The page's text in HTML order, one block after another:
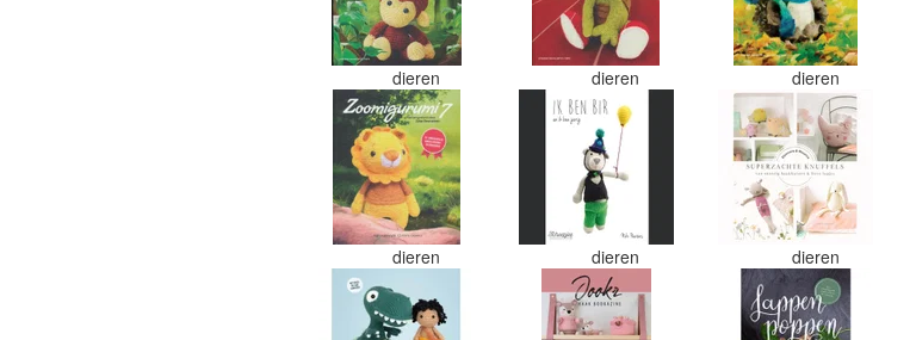
dieren dieren dieren
dieren dieren dieren